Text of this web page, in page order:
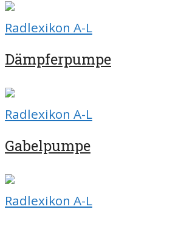
Radlexikon A-L
Dämpferpumpe
Radlexikon A-L
Gabelpumpe
Radlexikon A-L